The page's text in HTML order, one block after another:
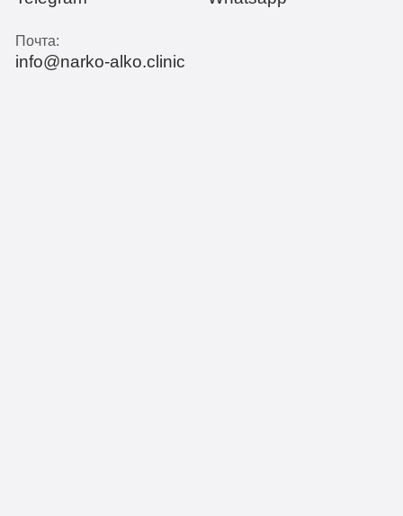
Почта:
info@narko-alko.clinic